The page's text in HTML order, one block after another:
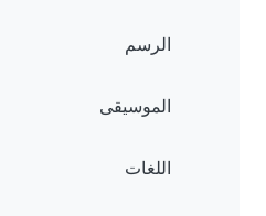
الرسم
الموسيقى
اللغات